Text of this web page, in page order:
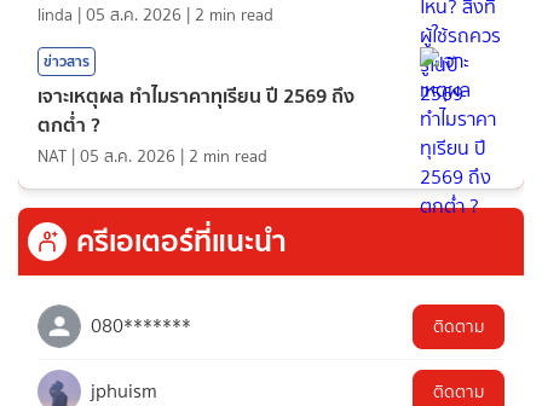
linda |05 ส.ค. 2026 | 2 min read
ข่าวสาร
เจาะเหตุผล ทำไมราคาทุเรียน ปี 2569 ถึง
ตกต่ำ ?
NAT |05 ส.ค. 2026 | 2 min read
ครีเอเตอร์ที่แนะนำ
080******* ติดตาม
jphuism ติดตาม